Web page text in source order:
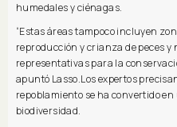
humedales y ciénagas.
“Estas áreas tampoco incluyen
reproducción y crianza de peces y
representativas para la
apuntó Lasso.Los expertos
repoblamiento se ha convertido
biodiversidad.